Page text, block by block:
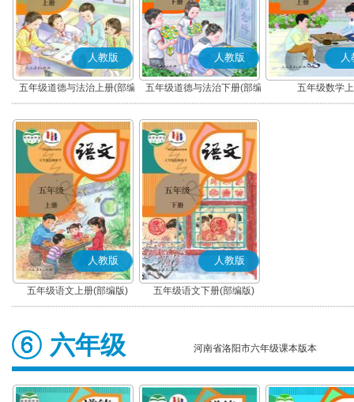
人教版
五年级道德与法治上册(部编
版)
人教版
五年级道德与法治下册(部编
版)
人
五年级数学
人教版
五年级语文上册(部编版)
人教版
五年级语文下册(部编版)
六年级 河南省洛阳市六年级课本版本